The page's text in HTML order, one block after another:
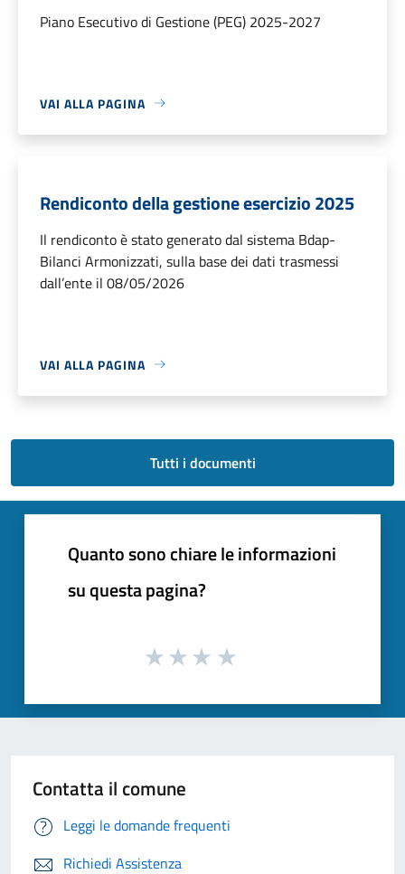
Piano Esecutivo di Gestione (PEG) 2025-2027
VAI ALLA PAGINA
Rendiconto della gestione esercizio 2025
Il rendiconto è stato generato dal sistema Bdap-
Bilanci Armonizzati, sulla base dei dati trasmessi
dall’ente il 08/05/2026
VAI ALLA PAGINA
Tutti i documenti
Quanto sono chiare le informazioni
su questa pagina?
Contatta il comune
Leggi le domande frequenti
Richiedi Assistenza